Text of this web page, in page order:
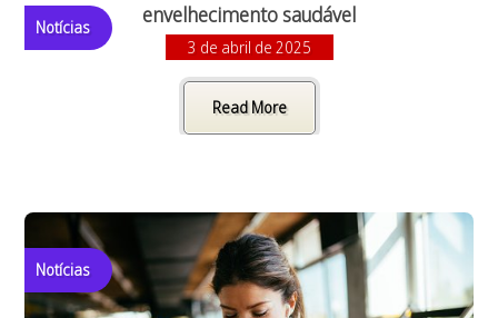
Notícias
envelhecimento saudável
3 de abril de 2025
Read More
Notícias